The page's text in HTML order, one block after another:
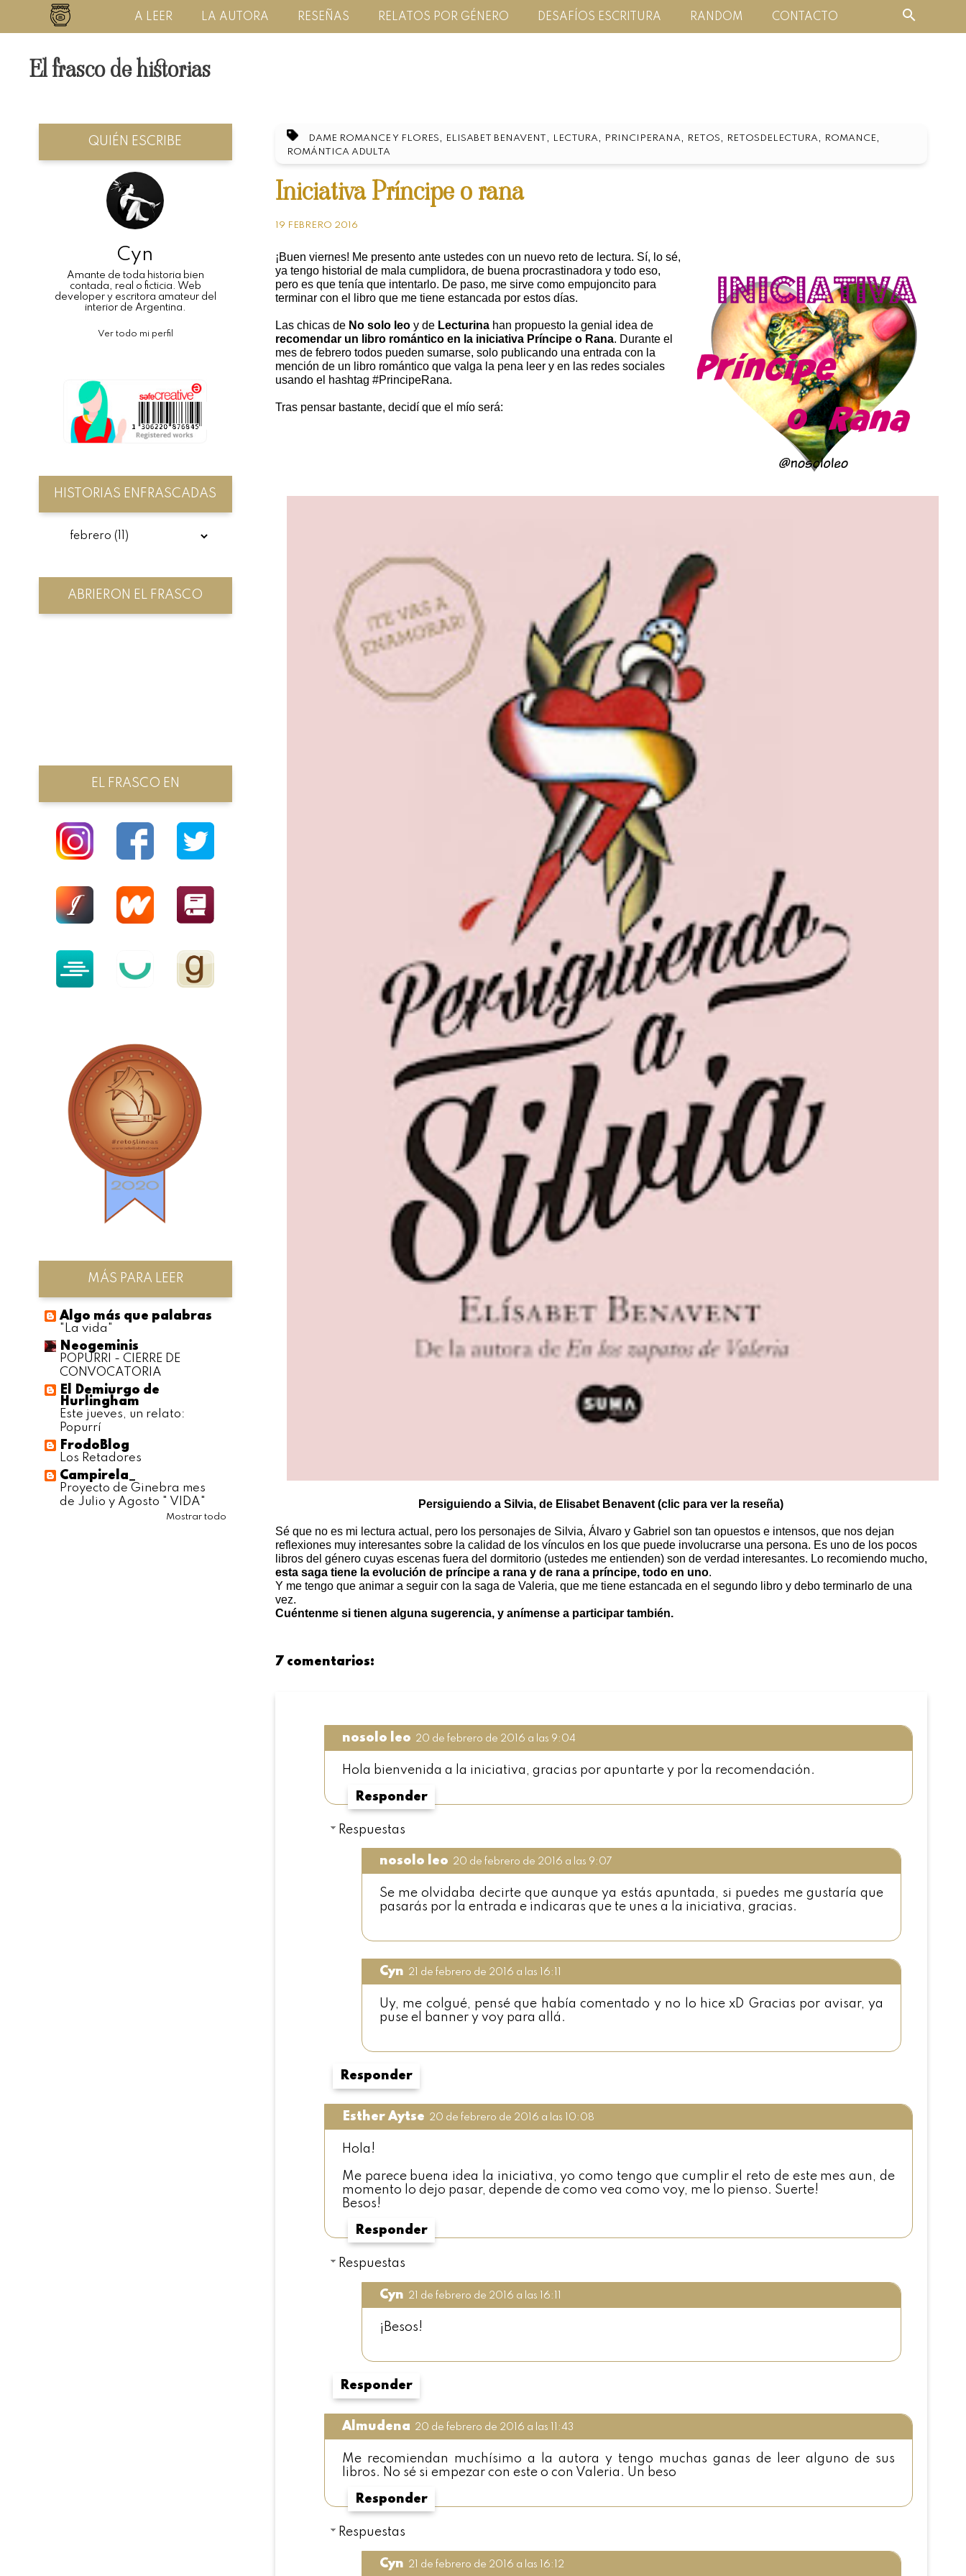
A LEER LA AUTORA RESEÑAS RELATOS POR GÉNERO DESAFÍOS ESCRITURA RANDOM CONTACTO
El frasco de historias
DAME ROMANCE Y FLORES , ELISABET BENAVENT , LECTURA , PRINCIPERANA , RETOS , RETOSDELECTURA , ROMANCE ,
ROMÁNTICA ADULTA
Iniciativa Príncipe o rana
19 FEBRERO 2016
¡Buen viernes! Me presento ante ustedes con un nuevo reto de lectura. Sí, lo sé,
ya tengo historial de mala cumplidora, de buena procrastinadora y todo eso,
pero es que tenía que intentarlo. De paso, me sirve como empujoncito para
terminar con el libro que me tiene estancada por estos días.
Las chicas de No solo leoy de Lecturinahan propuesto la genial idea de
recomendar un libro romántico en la iniciativa Príncipe o Rana. Durante el
mes de febrero todos pueden sumarse, solo publicando una entrada con la
mención de un libro romántico que valga la pena leer y en las redes sociales
usando el hashtag #PrincipeRana.
Tras pensar bastante, decidí que el mío será:
Persiguiendo a Silvia, de Elisabet Benavent (clic para ver la reseña)
Sé que no es mi lectura actual, pero los personajes de Silvia, Álvaro y Gabriel son tan opuestos e intensos, que nos dejan
reflexiones muy interesantes sobre la calidad de los vínculos en los que puede involucrarse una persona. Es uno de los pocos
libros del género cuyas escenas fuera del dormitorio (ustedes me entienden) son de verdad interesantes. Lo recomiendo mucho,
esta saga tiene la evolución de príncipe a rana y de rana a príncipe, todo en uno.
Y me tengo que animar a seguir con la saga de Valeria, que me tiene estancada en el segundo libro y debo terminarlo de una
vez.
Cuéntenme si tienen alguna sugerencia, y anímense a participar también.
7 comentarios:
nosolo leo 20 de febrero de 2016 a las 9:04
Hola bienvenida a la iniciativa, gracias por apuntarte y por la recomendación.
Responder
Respuestas
nosolo leo 20 de febrero de 2016 a las 9:07
Se me olvidaba decirte que aunque ya estás apuntada, si puedes me gustaría que
pasarás por la entrada e indicaras que te unes a la iniciativa, gracias.
Cyn 21 de febrero de 2016 a las 16:11
Uy, me colgué, pensé que había comentado y no lo hice xD Gracias por avisar, ya
puse el banner y voy para allá.
Responder
Esther Aytse 20 de febrero de 2016 a las 10:08
Hola!
Me parece buena idea la iniciativa, yo como tengo que cumplir el reto de este mes aun, de
momento lo dejo pasar, depende de como vea como voy, me lo pienso. Suerte!
Besos!
Responder
Respuestas
Cyn 21 de febrero de 2016 a las 16:11
¡Besos!
Responder
Almudena 20 de febrero de 2016 a las 11:43
Me recomiendan muchísimo a la autora y tengo muchas ganas de leer alguno de sus
libros. No sé si empezar con este o con Valeria. Un beso
Responder
Respuestas
Cyn 21 de febrero de 2016 a las 16:12
QUIÉN ESCRIBE
Cyn
Amante de toda historia bien
contada, real o ficticia. Web
developer y escritora amateur del
interior de Argentina.
Ver todo mi perfil
HISTORIAS ENFRASCADAS
ABRIERON EL FRASCO
EL FRASCO EN
MÁS PARA LEER
Algo más que palabras
"La vida"
Neogeminis
POPURRI - CIERRE DE
CONVOCATORIA
El Demiurgo de
Hurlingham
Este jueves, un relato:
Popurrí
FrodoBlog
Los Retadores
Campirela_
Proyecto de Ginebra mes
de Julio y Agosto " VIDA"
Mostrar todo